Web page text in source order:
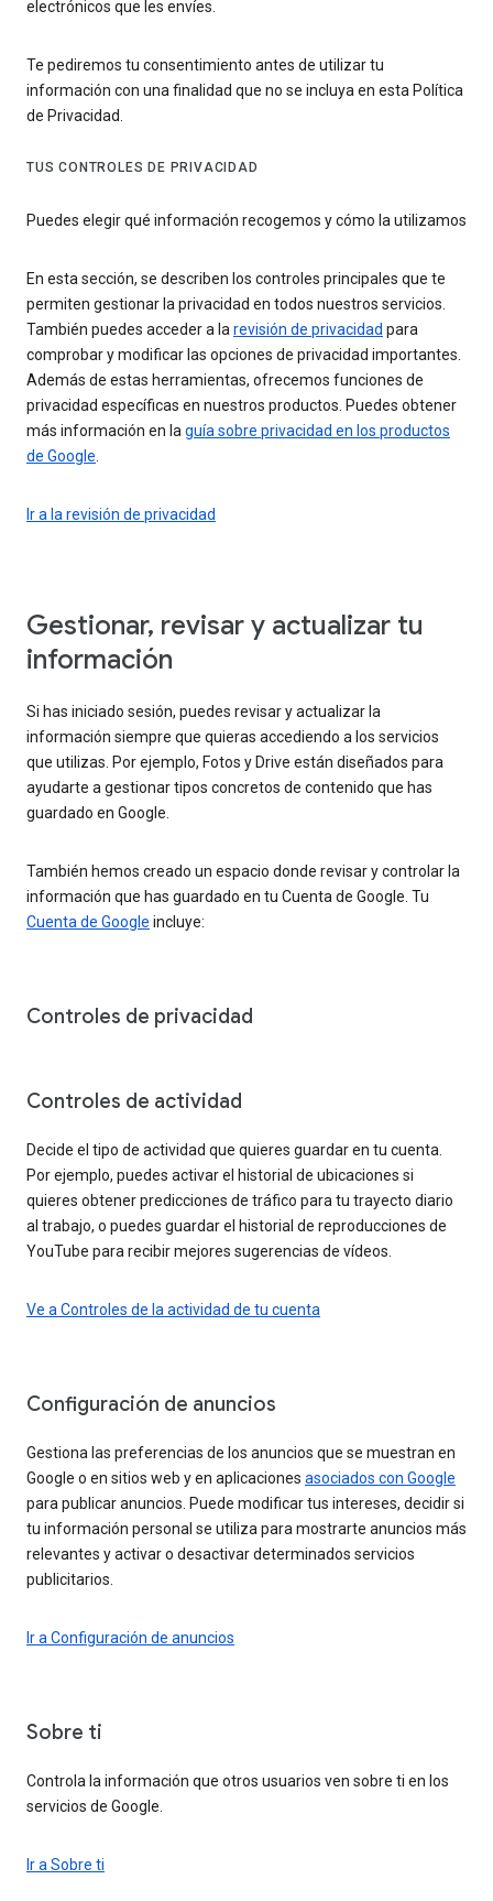
electrónicos que les envíes.
Te pediremos tu consentimiento antes de utilizar tu
información con una finalidad que no se incluya en esta Política
de Privacidad.
TUS CONTROLES DE PRIVACIDAD
Puedes elegir qué información recogemos y cómo la utilizamos
En esta sección, se describen los controles principales que te
permiten gestionar la privacidad en todos nuestros servicios.
También puedes acceder a la revisión de privacidad para
comprobar y modificar las opciones de privacidad importantes.
Además de estas herramientas, ofrecemos funciones de
privacidad específicas en nuestros productos. Puedes obtener
más información en la guía sobre privacidad en los productos
de Google
Ir a la revisión de privacidad
Gestionar, revisar y actualizar tu
información
Si has iniciado sesión, puedes revisar y actualizar la
información siempre que quieras accediendo a los servicios
que utilizas. Por ejemplo, Fotos y Drive están diseñados para
ayudarte a gestionar tipos concretos de contenido que has
guardado en Google.
También hemos creado un espacio donde revisar y controlar la
información que has guardado en tu Cuenta de Google. Tu
Cuenta de Google incluye:
Controles de privacidad
Controles de actividad
Decide el tipo de actividad que quieres guardar en tu cuenta.
Por ejemplo, puedes activar el historial de ubicaciones si
quieres obtener predicciones de tráfico para tu trayecto diario
al trabajo, o puedes guardar el historial de reproducciones de
YouTube para recibir mejores sugerencias de vídeos.
Ve a Controles de la actividad de tu cuenta
Configuración de anuncios
Gestiona las preferencias de los anuncios que se muestran en
Google o en sitios web y en aplicaciones asociados con Google
para publicar anuncios. Puede modificar tus intereses, decidir si
tu información personal se utiliza para mostrarte anuncios más
relevantes y activar o desactivar determinados servicios
publicitarios.
Ir a Configuración de anuncios
Sobre ti
Controla la información que otros usuarios ven sobre ti en los
servicios de Google.
Ir a Sobre ti